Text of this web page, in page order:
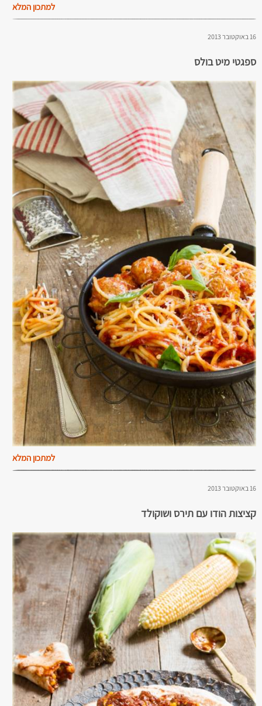
למתכון המלא
16 באוקטובר 2013
ספגטי מיט בולס
למתכון המלא
16 באוקטובר 2013
קציצות הודו עם תירס ושוקולד